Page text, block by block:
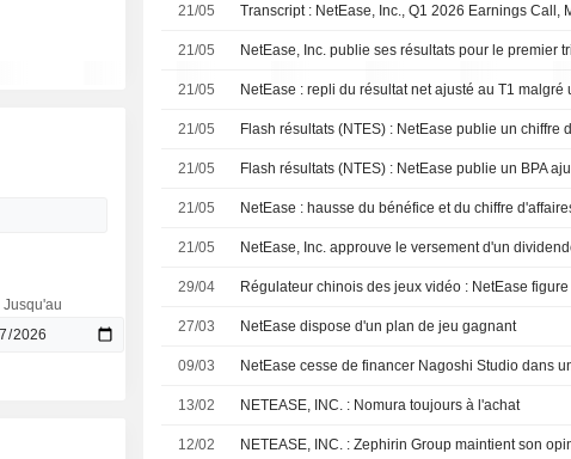
21/05 Transcript : NetEase, Inc., Q1 2026 Earnings Call,
21/05 NetEase, Inc. publie ses résultats pour le premier
21/05
21/05
21/05
21/05 NetEase : hausse du bénéfice et du chiffre
21/05
29/04
27/03 NetEase dispose d'un plan de jeu gagnant
09/03
13/02 NETEASE, INC. : Nomura toujours à l'achat
12/02 NETEASE, INC. : Zephirin Group maintient son
Jusqu'au